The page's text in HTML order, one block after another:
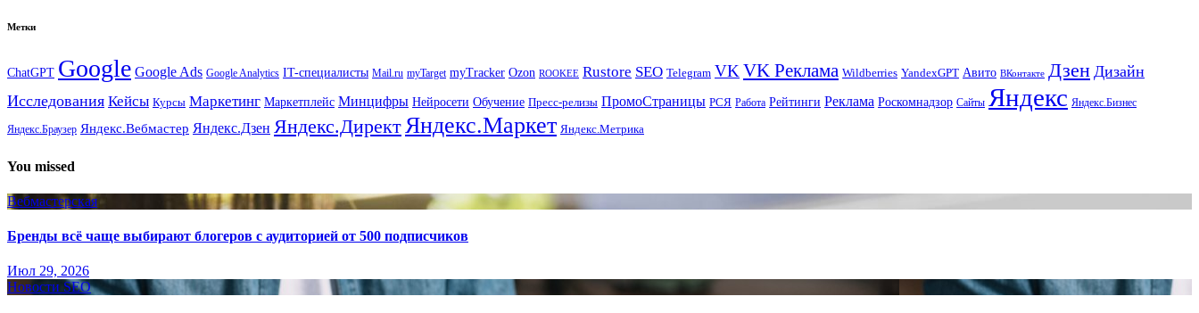
Метки
ChatGPT Google Google Ads Google Analytics IT-специалисты Mail.ru myTarget myTracker Ozon ROOKEE Rustore SEO Telegram VKVK Реклама Wildberries YandexGPT Авито ВКонтакте Дзен Дизайн
Исследования Кейсы Курсы Маркетинг Маркетплейс Минцифры Нейросети Обучение Пресс-релизы ПромоСтраницы РСЯ Работа Рейтинги Реклама Роскомнадзор Сайты Яндекс Яндекс.Бизнес
Яндекс.Браузер Яндекс.Вебмастер Яндекс.Дзен Яндекс.ДиректЯндекс.Маркет Яндекс.Метрика
You missed
Вебмастерская
Бренды всё чаще выбирают блогеров с аудиторией от 500 подписчиков
Июл 29, 2026
Новости SEO